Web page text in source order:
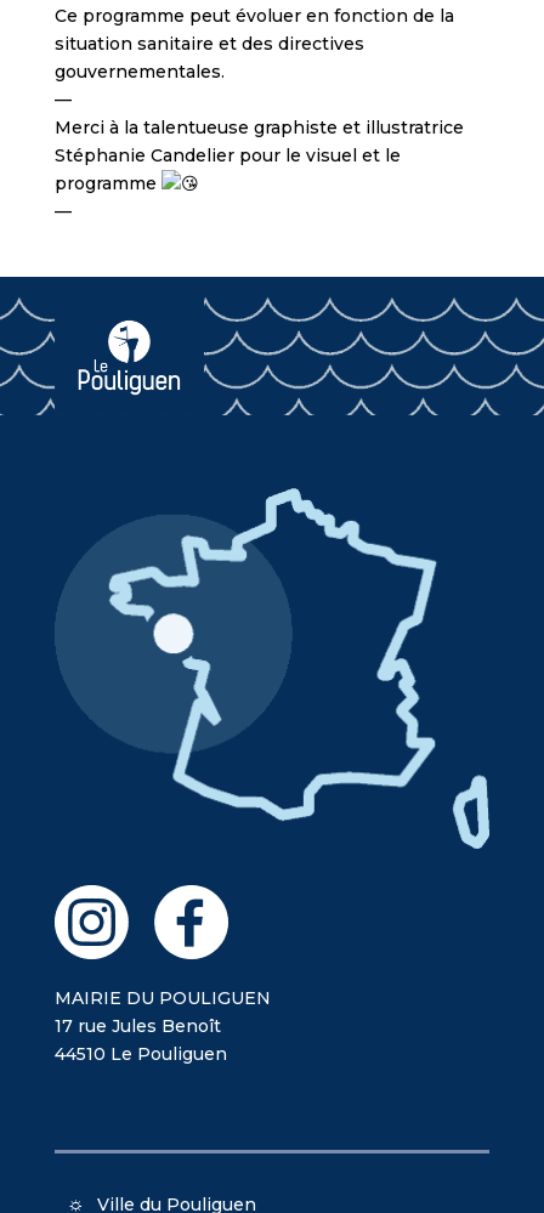
Ce programme peut évoluer en fonction de la
situation sanitaire et des directives
gouvernementales.
—
Merci à la talentueuse graphiste et illustratrice
Stéphanie Candelier pour le visuel et le
programme
—
MAIRIE DU POULIGUEN
17 rue Jules Benoît
44510 Le Pouliguen
Ville du Pouliguen